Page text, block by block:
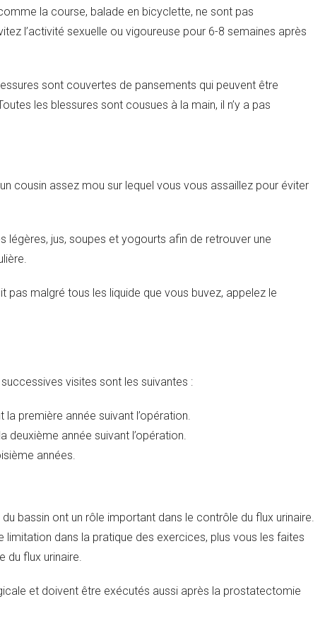
la course, balade en bicyclette, ne sont pas
l’activité sexuelle ou vigoureuse pour 6-8 semaines après
sont couvertes de pansements qui peuvent être
les blessures sont cousues à la main, il n’y a pas
cousin assez mou sur lequel vous vous assaillez pour éviter
légères, jus, soupes et yogourts afin de retrouver une
pas malgré tous les liquide que vous buvez, appelez le
visites sont les suivantes :
première année suivant l’opération.
deuxième année suivant l’opération.
années.
bassin ont un rôle important dans le contrôle du flux urinaire.
dans la pratique des exercices, plus vous les faites
du flux urinaire.
et doivent être exécutés aussi après la prostatectomie